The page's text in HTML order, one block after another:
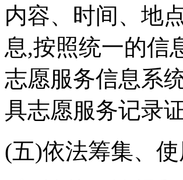
内容、时间、地
息,按照统一的信
志愿服务信息系
具志愿服务记录
(五)依法筹集、